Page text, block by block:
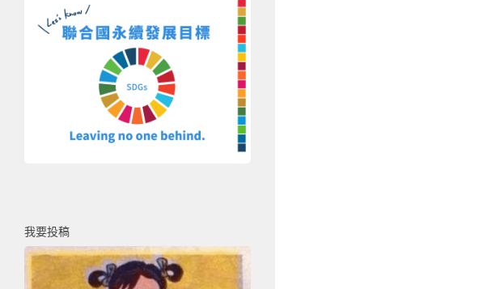
我要投稿